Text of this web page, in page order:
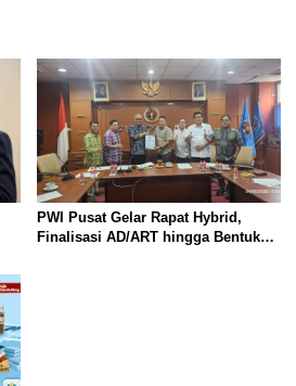
PWI Pusat Gelar Rapat Hybrid,
Finalisasi AD/ART hingga Bentuk